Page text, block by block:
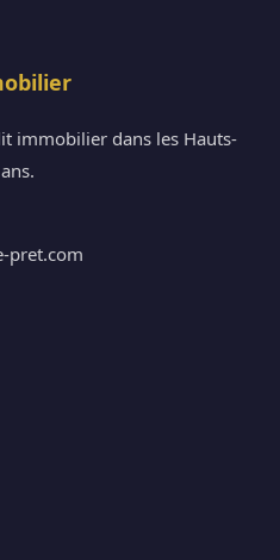
immobilier dans les Hauts-
pret.com